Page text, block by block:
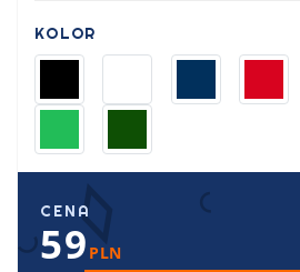
KOLOR
CENA
59PLN